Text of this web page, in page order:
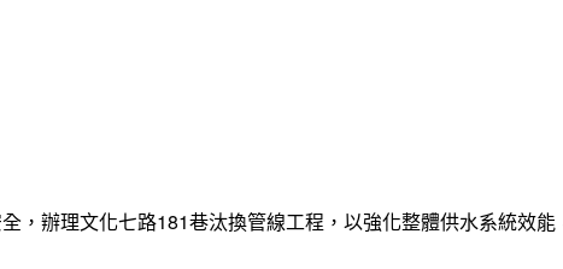
，辦理文化七路181巷汰換管線工程，以強化整體供水系統效能